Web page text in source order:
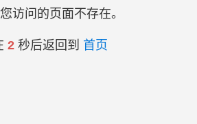
访问的页面不存在。
2秒后返回到 首页